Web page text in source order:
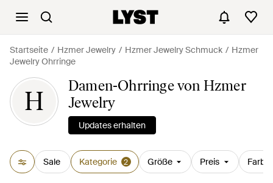
Startseite Hzmer Jewelry Hzmer Jewelry Schmuck
Hzmer
Jewelry Ohrringe
H
Damen-Ohrringe von Hzmer
Jewelry
Updates erhalten
Sale Kategorie 2 Größe Preis Farbe